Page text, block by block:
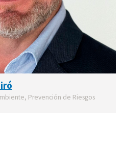
Prevención de Riesgos